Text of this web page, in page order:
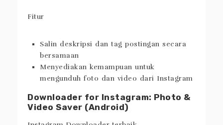
Instagram yang sangat komprehensif.
Fitur
Salin deskripsi dan tag postingan secara
Menyediakan kemampuan untuk
mengunduh foto dan video dari Instagram